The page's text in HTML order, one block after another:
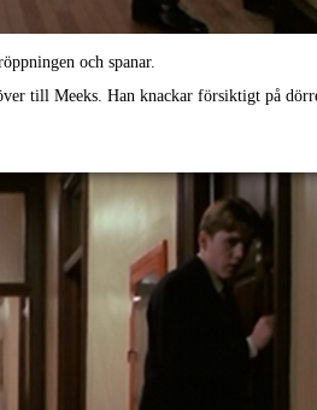
och spanar.
till Meeks. Han knackar försiktigt på